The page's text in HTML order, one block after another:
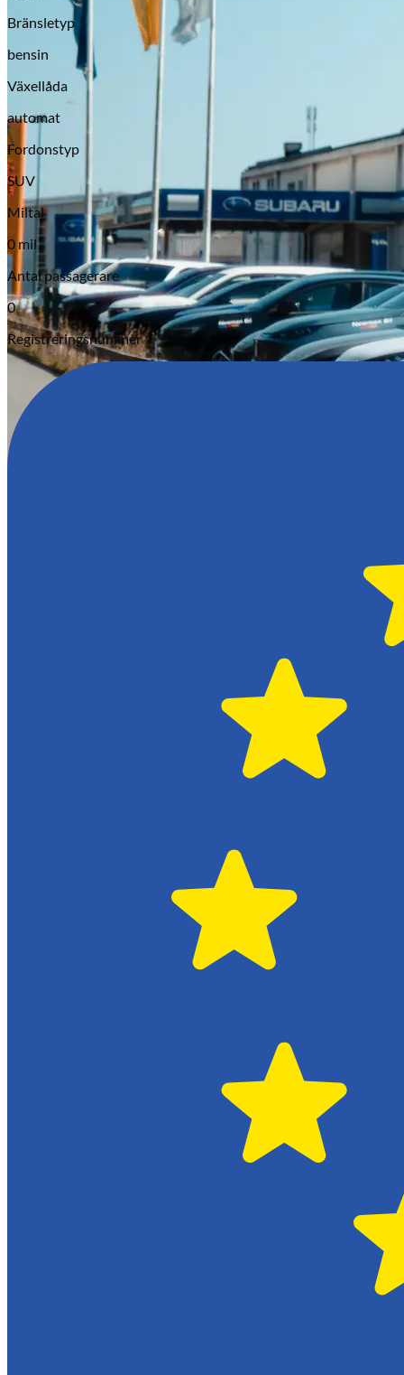
Opel
Serviceverkstad
Bränsletyp
bensin
Växellåda
automat
Fordonstyp
SUV
Miltal
0 mil
Antal passagerare
0
Registreringsnummer